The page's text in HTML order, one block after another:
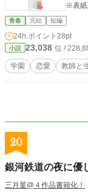
※表紙
青春 完結 短編
24h.ポイント 28pt
小説 23,038 位 /
学園 恋愛 教師と
20
銀河鉄道の夜に優
三月菫@４作品書籍化！